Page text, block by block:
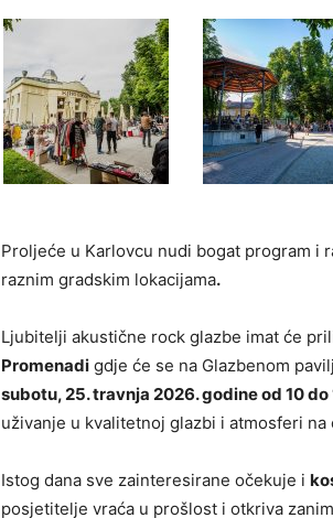
Proljeće u Karlovcu nudi bogat program i
raznim gradskim lokacijama.
Ljubitelji akustične rock glazbe imat će
Promenadi gdje će se na Glazbenom
subotu, 25. travnja 2026. godine od 10 do
uživanje u kvalitetnoj glazbi i atmosferi
Istog dana sve zainteresirane očekuje i
posjetitelje vraća u prošlost i otkriva